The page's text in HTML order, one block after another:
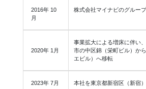
2016年 10
月
株式会社マイナビのグルー
2020年 1月
事業拡大による増床に伴い
市の中区錦（栄町ビル）か
エビル）へ移転
2023年 7月 本社を東京都新宿区（新宿